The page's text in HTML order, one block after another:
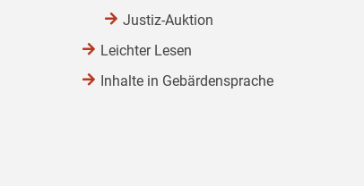
Justiz-Auktion
Leichter Lesen
Inhalte in Gebärdensprache